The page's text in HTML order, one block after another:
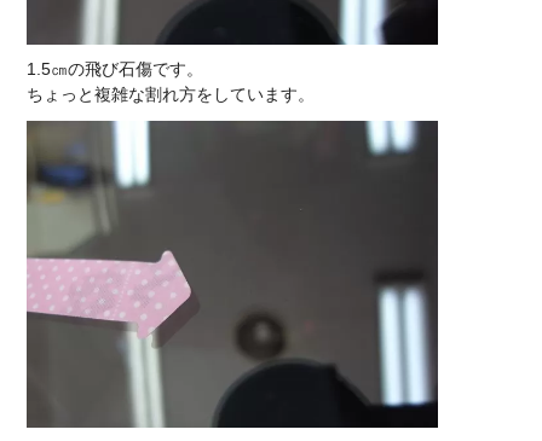
1.5㎝の飛び石傷です。
ちょっと複雑な割れ方をしています。